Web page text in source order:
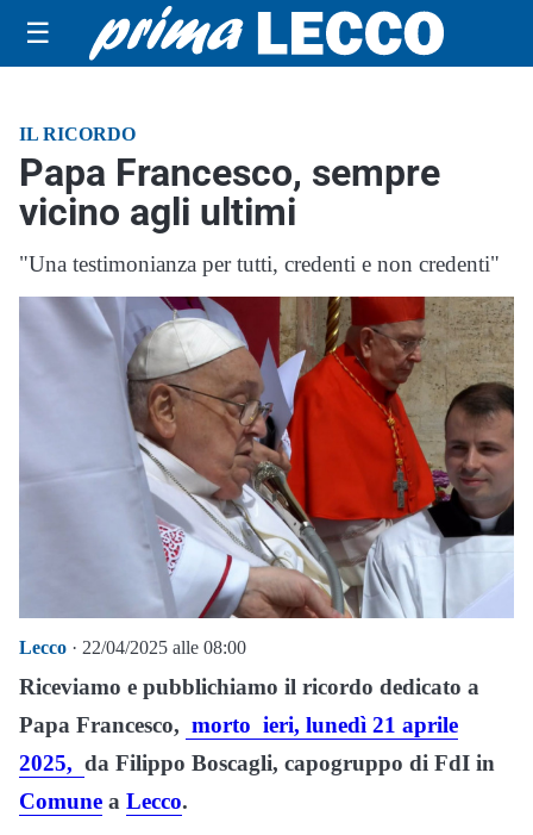
☰
IL RICORDO
Papa Francesco, sempre
vicino agli ultimi
"Una testimonianza per tutti, credenti e non credenti"
Lecco · 22/04/2025 alle 08:00
Riceviamo e pubblichiamo il ricordo dedicato a
Papa Francesco, morto ieri, lunedì 21 aprile
2025, da Filippo Boscagli, capogruppo di FdI in
Comune a Lecco.